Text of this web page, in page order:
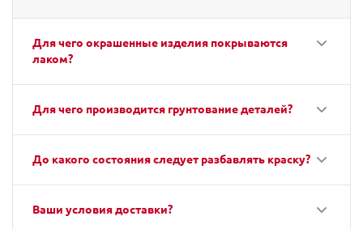
Для чего окрашенные изделия покрываются
лаком?
Для чего производится грунтование деталей?
До какого состояния следует разбавлять краску?
Ваши условия доставки?